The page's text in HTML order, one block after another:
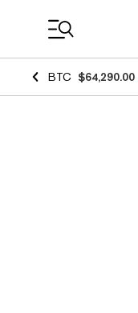
BTC $64,290.00